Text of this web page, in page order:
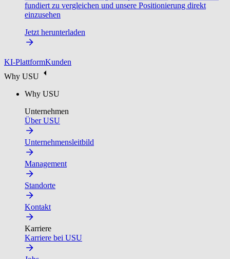
fundiert zu vergleichen und unsere Positionierung direkt
einzusehen
Jetzt herunterladen
KI-PlattformKunden
Why USU
Why USU
Unternehmen
Über USU
Unternehmensleitbild
Management
Standorte
Kontakt
Karriere
Karriere bei USU